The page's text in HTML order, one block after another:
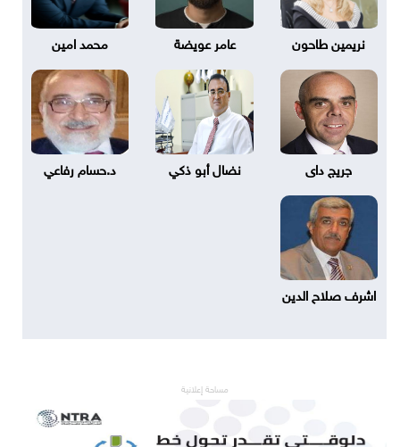
نريمين طاحون عامر عويضة محمد امين
جريج داى نضال أبو ذكي د.حسام رفاعي
اشرف صلاح الدين
مساحة إعلانية